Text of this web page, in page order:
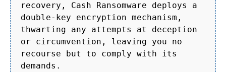
recovery, Cash Ransomware deploys a
double-key encryption mechanism,
thwarting any attempts at deception
or circumvention, leaving you no
recourse but to comply with its
demands.